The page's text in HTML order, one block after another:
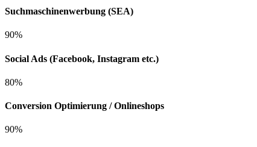
Suchmaschinenwerbung (SEA)
90%
Social Ads (Facebook, Instagram etc.)
80%
Conversion Optimierung / Onlineshops
90%